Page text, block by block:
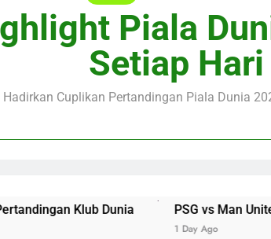
vs Man United Club Friendly Malam Ini Pukul
Saksikan Streaming Singapura vs Indonesia
Jalalive Aston Villa vs Bayern Club Friendly Malam
Piala
Setiap Hari
Cuplikan Pertandingan Piala Dunia
PSG vs Man United Club Friendly